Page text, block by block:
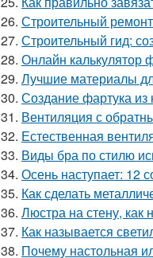
26. Строительный
27. Строительный гид:
28. Онлайн калькулятор
29. Лучшие материалы
30. Создание фартука из
31. Вентиляция с
32. Естественная
33. Виды бра по стилю
34. Осень наступает: 12
35. Как сделать
36. Люстра на стену, как
37. Как называется
38. Почему настольная